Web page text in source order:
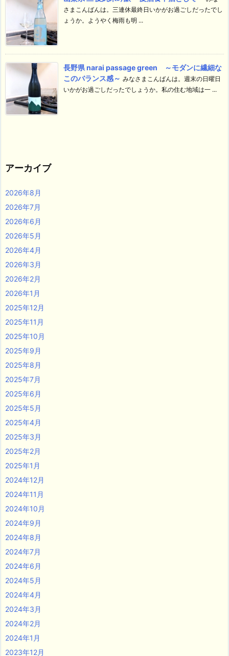
さまこんばんは。三連休最終日いかがお過ごしだったでし
ょうか。ようやく梅雨も明 ...
長野県 narai passage green ～モダンに繊細な
このバランス感～ みなさまこんばんは。週末の日曜日
いかがお過ごしだったでしょうか。私の住む地域は一 ...
アーカイブ
2026年8月
2026年7月
2026年6月
2026年5月
2026年4月
2026年3月
2026年2月
2026年1月
2025年12月
2025年11月
2025年10月
2025年9月
2025年8月
2025年7月
2025年6月
2025年5月
2025年4月
2025年3月
2025年2月
2025年1月
2024年12月
2024年11月
2024年10月
2024年9月
2024年8月
2024年7月
2024年6月
2024年5月
2024年4月
2024年3月
2024年2月
2024年1月
2023年12月